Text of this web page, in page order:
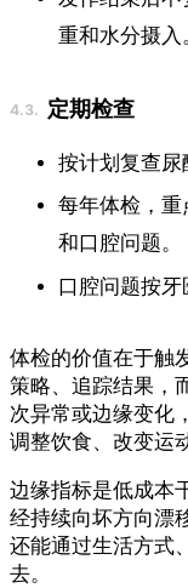
重和水分摄入
定期检查
按计划复查尿
每年体检，
和口腔问题。
口腔问题按牙
体检的价值在于触
策略、追踪结果，
次异常或边缘变化
调整饮食、改变运
边缘指标是低成本
经持续向坏方向漂
还能通过生活方式
去。